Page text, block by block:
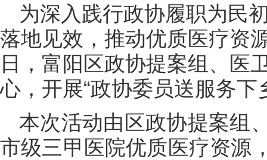
为深入践行政协履职为民
落地见效，推动优质医疗资
日，富阳区政协提案组、医
心，开展“政协委员送服务下
本次活动由区政协提案组
市级三甲医院优质医疗资源